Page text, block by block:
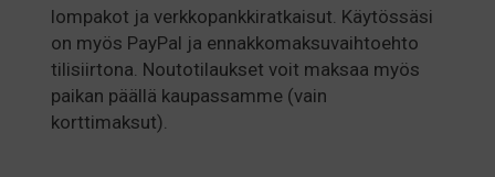
THE
PRODUCT
PAGE
lompakot ja verkkopankkiratkaisut. Käytössäsi
on myös PayPal ja ennakkomaksuvaihtoehto
tilisiirtona. Noutotilaukset voit maksaa myös
paikan päällä kaupassamme (vain
korttimaksut).